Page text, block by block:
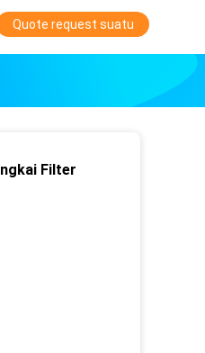
Quote request suatu
Filter